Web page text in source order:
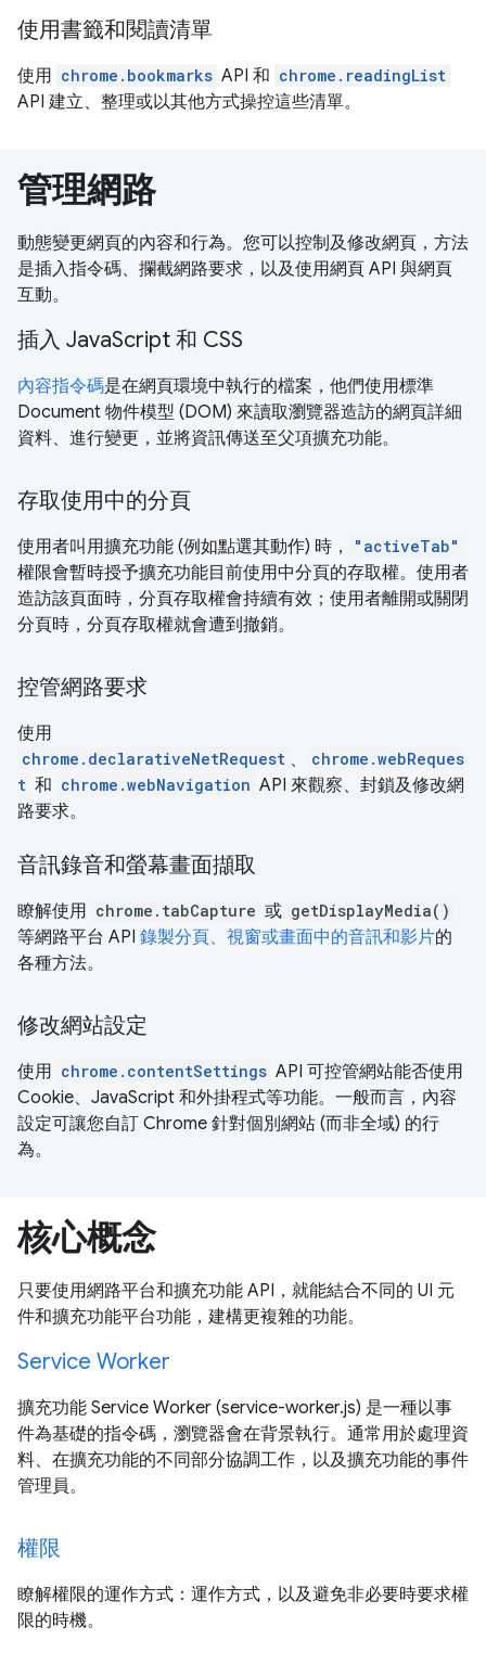
使用書籤和閱讀清單
使用 chrome.bookmarks API 和 chrome.readingList
API 建立、整理或以其他方式操控這些清單。
管理網路
動態變更網頁的內容和行為。您可以控制及修改網頁，方法
是插入指令碼、攔截網路要求，以及使用網頁 API 與網頁
互動。
插入 JavaScript 和 CSS
內容指令碼是在網頁環境中執行的檔案，他們使用標準
Document 物件模型 (DOM) 來讀取瀏覽器造訪的網頁詳細
資料、進行變更，並將資訊傳送至父項擴充功能。
存取使用中的分頁
使用者叫用擴充功能 (例如點選其動作) 時， "activeTab"
權限會暫時授予擴充功能目前使用中分頁的存取權。使用者
造訪該頁面時，分頁存取權會持續有效；使用者離開或關閉
分頁時，分頁存取權就會遭到撤銷。
控管網路要求
使用
chrome.declarativeNetRequest 、
chrome.webReques
t 和 chrome.webNavigation API 來觀察、封鎖及修改網
路要求。
音訊錄音和螢幕畫面擷取
瞭解使用 chrome.tabCapture 或 getDisplayMedia()
等網路平台 API 錄製分頁、視窗或畫面中的音訊和影片的
各種方法。
修改網站設定
使用 chrome.contentSettings API 可控管網站能否使用
Cookie、JavaScript 和外掛程式等功能。一般而言，內容
設定可讓您自訂 Chrome 針對個別網站 (而非全域) 的行
為。
核心概念
只要使用網路平台和擴充功能 API，就能結合不同的 UI 元
件和擴充功能平台功能，建構更複雜的功能。
Service Worker
擴充功能 Service Worker (service-worker.js) 是一種以事
件為基礎的指令碼，瀏覽器會在背景執行。通常用於處理資
料、在擴充功能的不同部分協調工作，以及擴充功能的事件
管理員。
權限
瞭解權限的運作方式：運作方式，以及避免非必要時要求權
限的時機。